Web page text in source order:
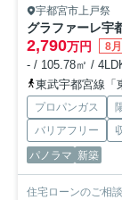
宇都宮市上戸祭
グラファーレ宇
2,790万円 8
- / 105.78㎡ /
東武宇都宮線「
プロパンガス
バリアフリー
パノラマ 新築
住宅ローンのご相